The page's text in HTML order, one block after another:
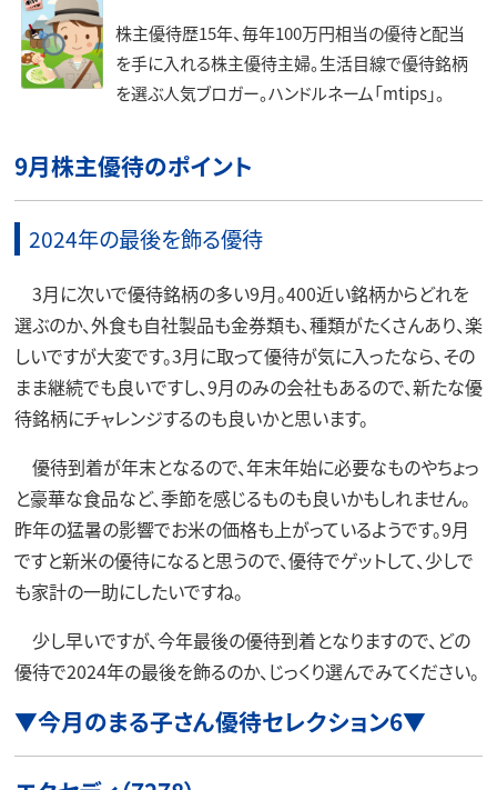
株主優待歴15年、毎年100万円相当の優待と配当
を手に入れる株主優待主婦。生活目線で優待銘柄
を選ぶ人気ブロガー。ハンドルネーム「mtips」。
9月株主優待のポイント
2024年の最後を飾る優待
3月に次いで優待銘柄の多い9月。400近い銘柄からどれを
選ぶのか、外食も自社製品も金券類も、種類がたくさんあり、楽
しいですが大変です。3月に取って優待が気に入ったなら、その
まま継続でも良いですし、9月のみの会社もあるので、新たな優
待銘柄にチャレンジするのも良いかと思います。
優待到着が年末となるので、年末年始に必要なものやちょっ
と豪華な食品など、季節を感じるものも良いかもしれません。
昨年の猛暑の影響でお米の価格も上がっているようです。9月
ですと新米の優待になると思うので、優待でゲットして、少しで
も家計の一助にしたいですね。
少し早いですが、今年最後の優待到着となりますので、どの
優待で2024年の最後を飾るのか、じっくり選んでみてください。
▼今月のまる子さん優待セレクション6▼